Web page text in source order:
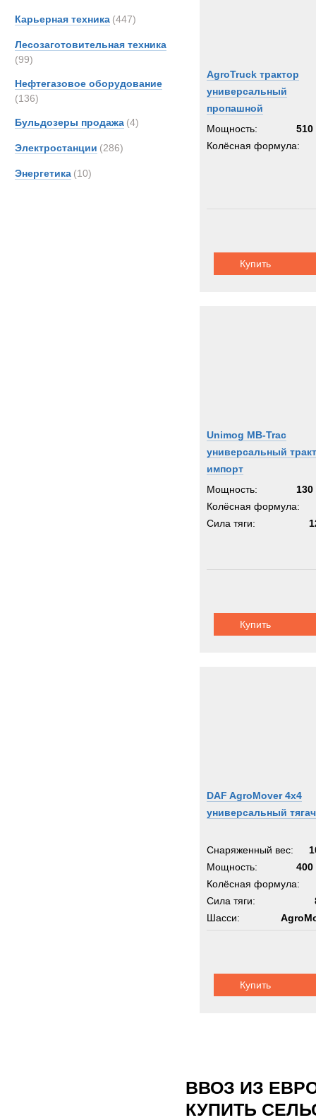
Карьерная техника (447)
Лесозаготовительная техника
(99)
Нефтегазовое оборудование
(136)
Бульдозеры продажа (4)
Электростанции (286)
Энергетика (10)
AgroTruck трактор
универсальный
пропашной
Мощность:
510
Колёсная формула:
Купить
Unimog MB-Trac
универсальный
импорт
Мощность:
130
Колёсная формула:
Сила тяги:
Купить
DAF AgroMover 4x4
универсальный тягач
Снаряженный вес:
Мощность:
400
Колёсная формула:
Сила тяги:
Шасси:
Купить
ВВОЗ ИЗ
КУПИТЬ